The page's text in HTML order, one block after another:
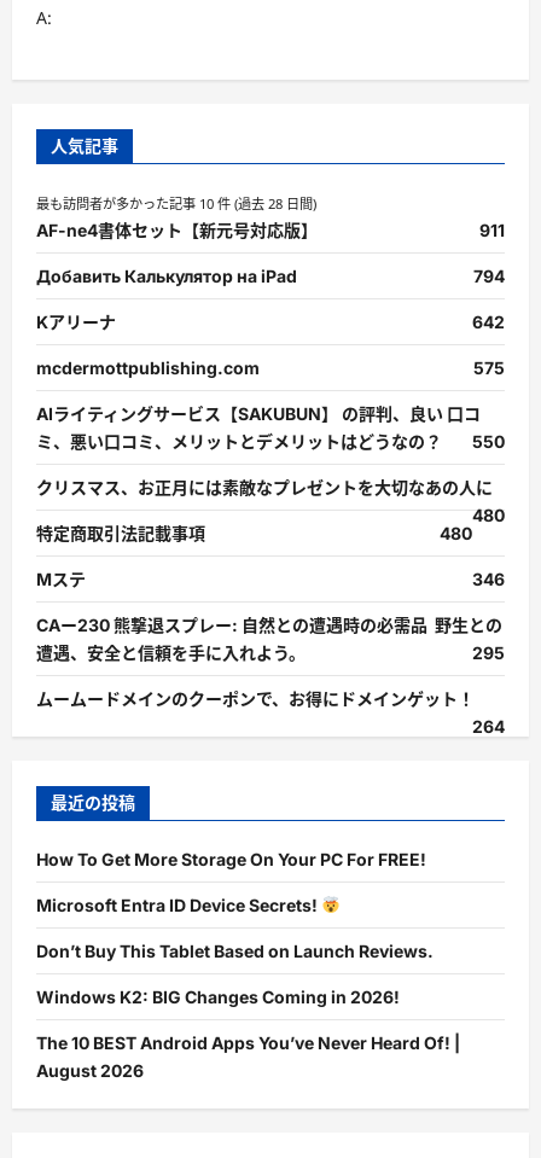
A:
人気記事
最も訪問者が多かった記事 10 件 (過去 28 日間)
AF-ne4書体セット【新元号対応版】 911
Добавить Калькулятор на iPad 794
Kアリーナ 642
mcdermottpublishing.com 575
AIライティングサービス【SAKUBUN】 の評判、良い 口コ
ミ、悪い口コミ、メリットとデメリットはどうなの？
550
クリスマス、お正月には素敵なプレゼントを大切なあの人に
480
特定商取引法記載事項
480
Mステ 346
CAー230 熊撃退スプレー: 自然との遭遇時の必需品 野生との
遭遇、安全と信頼を手に入れよう。
295
ムームードメインのクーポンで、お得にドメインゲット！
264
最近の投稿
How To Get More Storage On Your PC For FREE!
Microsoft Entra ID Device Secrets!
Don’t Buy This Tablet Based on Launch Reviews.
Windows K2: BIG Changes Coming in 2026!
The 10 BEST Android Apps You’ve Never Heard Of! |
August 2026